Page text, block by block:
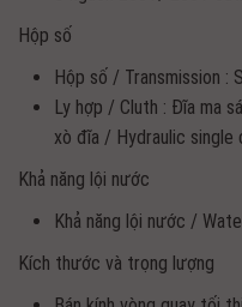
Hộp số
Hộp số / Transmission
Ly hợp / Cluth : Đĩa ma
xò đĩa / Hydraulic single
Khả năng lội nước
Khả năng lội nước /
Kích thước và trọng lượng